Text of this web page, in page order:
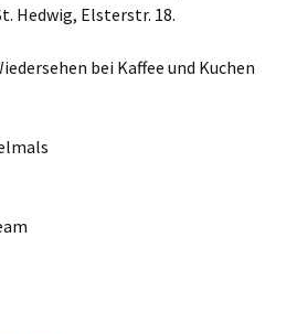
Hedwig, Elsterstr. 18.
bei Kaffee und Kuchen